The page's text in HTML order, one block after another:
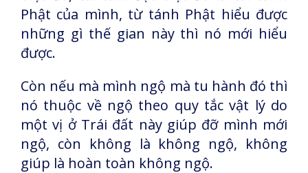
Phật của mình, từ tánh Phật hiểu được
những gì thế gian này thì nó mới hiểu
được.
Còn nếu mà mình ngộ mà tu hành đó thì
nó thuộc về ngộ theo quy tắc vật lý do
một vị ở Trái đất này giúp đỡ mình mới
ngộ, còn không là không ngộ, không
giúp là hoàn toàn không ngộ.